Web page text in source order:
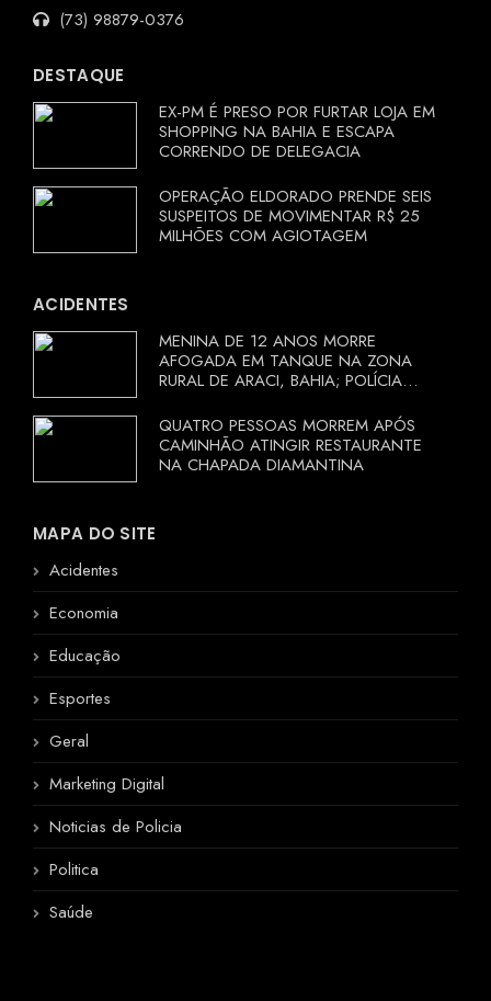
(73) 98879-0376
DESTAQUE
EX-PM É PRESO POR FURTAR LOJA EM
SHOPPING NA BAHIA E ESCAPA
CORRENDO DE DELEGACIA
OPERAÇÃO ELDORADO PRENDE SEIS
SUSPEITOS DE MOVIMENTAR R$ 25
MILHÕES COM AGIOTAGEM
ACIDENTES
MENINA DE 12 ANOS MORRE
AFOGADA EM TANQUE NA ZONA
RURAL DE ARACI, BAHIA; POLÍCIA
QUATRO PESSOAS MORREM APÓS
CAMINHÃO ATINGIR RESTAURANTE
NA CHAPADA DIAMANTINA
MAPA DO SITE
Acidentes
Economia
Educação
Esportes
Geral
Marketing Digital
Noticias de Policia
Politica
Saúde